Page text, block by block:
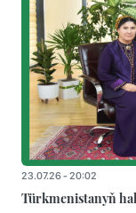
23.07.26 - 20:02
Türkmenistanyň